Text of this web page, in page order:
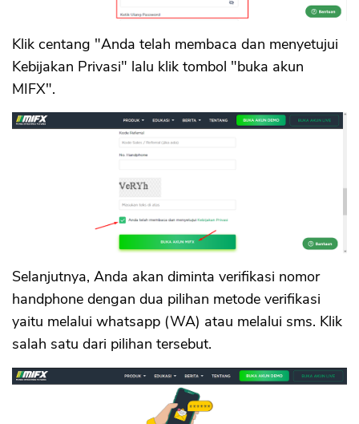
Klik centang "Anda telah membaca dan menyetujui
Kebijakan Privasi" lalu klik tombol "buka akun
MIFX".
Selanjutnya, Anda akan diminta verifikasi nomor
handphone dengan dua pilihan metode verifikasi
yaitu melalui whatsapp (WA) atau melalui sms. Klik
salah satu dari pilihan tersebut.